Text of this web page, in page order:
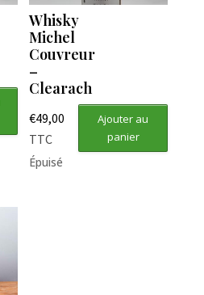
Whisky
Michel
Couvreur
–
Clearach
€49,00
TTC
Ajouter au
panier
Épuisé